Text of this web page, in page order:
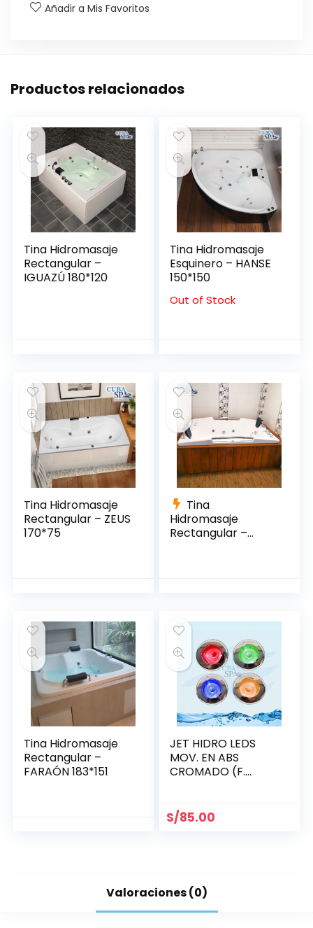
Añadir a Mis Favoritos
Productos relacionados
Tina Hidromasaje
Rectangular –
IGUAZÚ 180*120
Tina Hidromasaje
Esquinero – HANSE
150*150
Out of Stock
Tina Hidromasaje
Rectangular – ZEUS
170*75
Tina
Hidromasaje
Rectangular –
Tina Hidromasaje
Rectangular –
FARAÓN 183*151
JET HIDRO LEDS
MOV. EN ABS
CROMADO (F.
«LG»
S/85.00
Valoraciones (0)